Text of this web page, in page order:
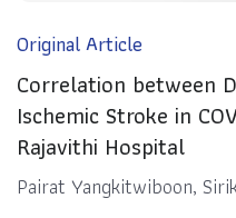
Original Article
Correlation between
Ischemic Stroke in
Rajavithi Hospital
Pairat Yangkitwiboon,